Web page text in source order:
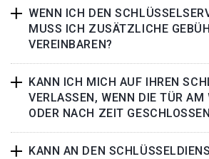
WENN ICH DEN
MUSS ICH ZUSÄTZLICHE
VEREINBAREN?
KANN ICH MICH AUF IHREN
VERLASSEN, WENN DIE TÜR AM
ODER NACH ZEIT
KANN AN DEN